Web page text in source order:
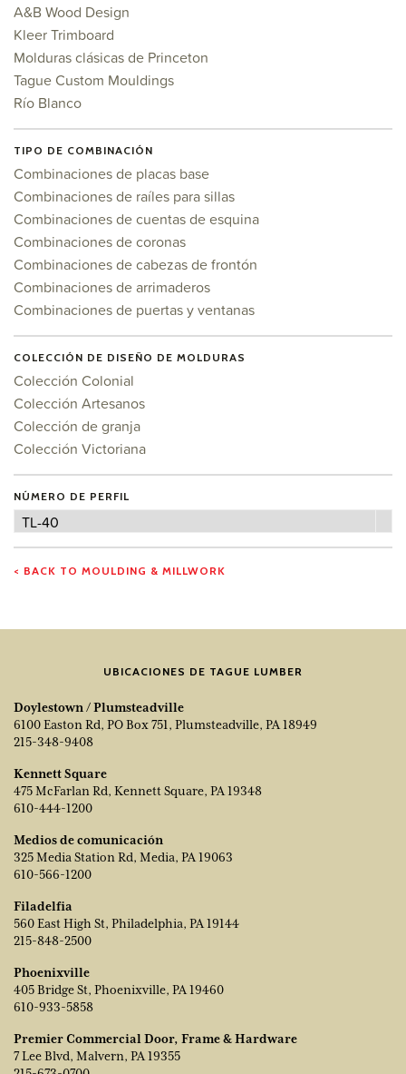
A&B Wood Design
Kleer Trimboard
Molduras clásicas de Princeton
Tague Custom Mouldings
Río Blanco
TIPO DE COMBINACIÓN
Combinaciones de placas base
Combinaciones de raíles para sillas
Combinaciones de cuentas de esquina
Combinaciones de coronas
Combinaciones de cabezas de frontón
Combinaciones de arrimaderos
Combinaciones de puertas y ventanas
COLECCIÓN DE DISEÑO DE MOLDURAS
Colección Colonial
Colección Artesanos
Colección de granja
Colección Victoriana
NÚMERO DE PERFIL
Número
perfil
TL-40
< BACK TO MOULDING & MILLWORK
UBICACIONES DE TAGUE LUMBER
Doylestown / Plumsteadville
6100 Easton Rd, PO Box 751, Plumsteadville, PA 18949
215-348-9408
Kennett Square
475 McFarlan Rd, Kennett Square, PA 19348
610-444-1200
Medios de comunicación
325 Media Station Rd, Media, PA 19063
610-566-1200
Filadelfia
560 East High St, Philadelphia, PA 19144
215-848-2500
Phoenixville
405 Bridge St, Phoenixville, PA 19460
610-933-5858
Premier Commercial Door, Frame & Hardware
7 Lee Blvd, Malvern, PA 19355